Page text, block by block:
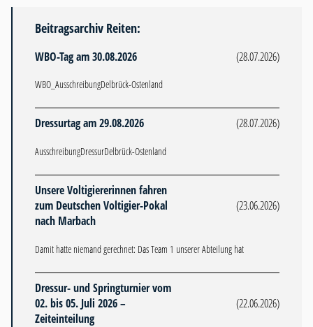
Beitragsarchiv Reiten:
WBO-Tag am 30.08.2026 (28.07.2026)
WBO_AusschreibungDelbrück-Ostenland
Dressurtag am 29.08.2026 (28.07.2026)
AusschreibungDressurDelbrück-Ostenland
Unsere Voltigiererinnen fahren
zum Deutschen Voltigier-Pokal
nach Marbach
(23.06.2026)
Damit hatte niemand gerechnet: Das Team 1 unserer Abteilung hat
Dressur- und Springturnier vom
02. bis 05. Juli 2026 –
Zeiteinteilung
(22.06.2026)